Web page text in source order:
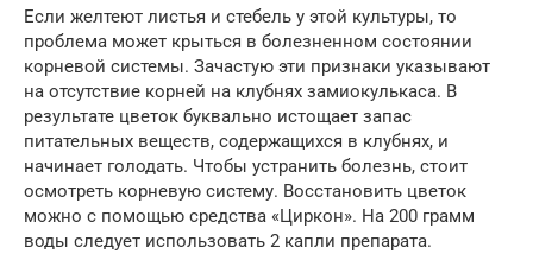
Если желтеют листья и стебель у этой культуры, то
проблема может крыться в болезненном состоянии
корневой системы. Зачастую эти признаки указывают
на отсутствие корней на клубнях замиокулькаса. В
результате цветок буквально истощает запас
питательных веществ, содержащихся в клубнях, и
начинает голодать. Чтобы устранить болезнь, стоит
осмотреть корневую систему. Восстановить цветок
можно с помощью средства «Циркон». На 200 грамм
воды следует использовать 2 капли препарата.